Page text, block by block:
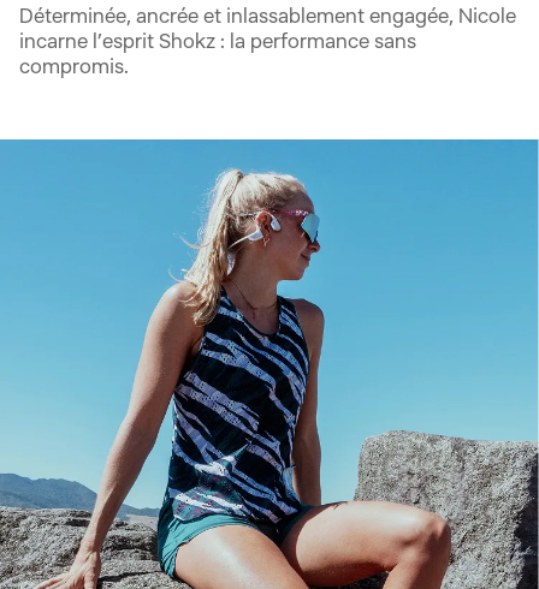
Déterminée, ancrée et inlassablement engagée, Nicole
incarne l’esprit Shokz : la performance sans
compromis.